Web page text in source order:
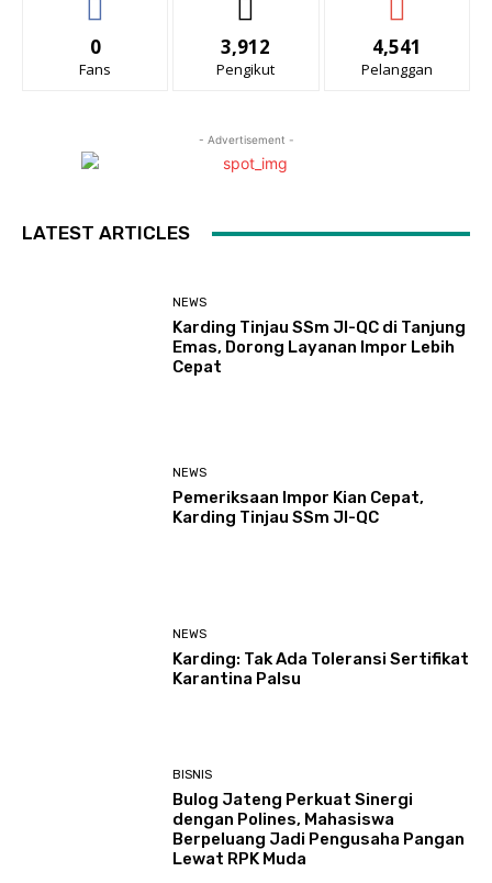
0
Fans
3,912
Pengikut
4,541
Pelanggan
- Advertisement -
LATEST ARTICLES
NEWS
Karding Tinjau SSm JI-QC di Tanjung
Emas, Dorong Layanan Impor Lebih
Cepat
NEWS
Pemeriksaan Impor Kian Cepat,
Karding Tinjau SSm JI-QC
NEWS
Karding: Tak Ada Toleransi Sertifikat
Karantina Palsu
BISNIS
Bulog Jateng Perkuat Sinergi
dengan Polines, Mahasiswa
Berpeluang Jadi Pengusaha Pangan
Lewat RPK Muda